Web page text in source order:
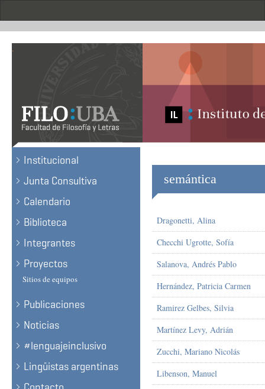
.
Institucional
Junta Consultiva
Calendario
Biblioteca
Integrantes
Proyectos
Sitios de equipos
Publicaciones
Noticias
#lenguajeinclusivo
Lingüistas argentinas
semántica
Dragonetti, Alina
Checchi Ugrotte, Sofía
Salanova, Andrés Pablo
Hernández, Patricia Carmen
Ramirez Gelbes, Silvia
Martínez Levy, Adrián
Zucchi, Mariano Nicolás
Libenson, Manuel